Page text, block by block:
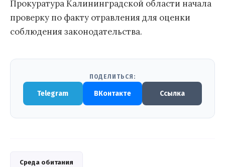
Прокуратура Калининградской области начала
проверку по факту отравления для оценки
соблюдения законодательства.
ПОДЕЛИТЬСЯ:
Telegram ВКонтакте Ссылка
Среда обитания